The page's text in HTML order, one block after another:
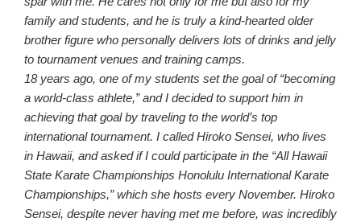
family and students, and he is truly a kind-hearted older
brother figure who personally delivers lots of drinks and jelly
to tournament venues and training camps.
18 years ago, one of my students set the goal of “becoming
a world-class athlete,” and I decided to support him in
achieving that goal by traveling to the world’s top
international tournament. I called Hiroko Sensei, who lives
in Hawaii, and asked if I could participate in the “All Hawaii
State Karate Championships Honolulu International Karate
Championships,” which she hosts every November. Hiroko
Sensei, despite never having met me before, was incredibly